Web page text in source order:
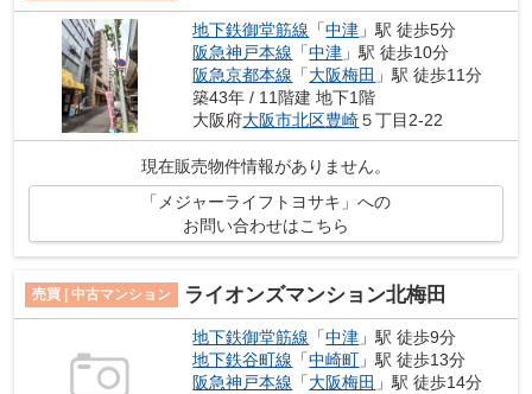
地下鉄御堂筋線 「中津 」駅 徒歩5分
阪急神戸本線 「中津 」駅 徒歩10分
阪急京都本線 「大阪梅田 」駅 徒歩11分
築43年 / 11階建 地下1階
大阪府大阪市北区豊崎５丁目2-22
現在販売物件情報がありません。
「メジャーライフトヨサキ」への
お問い合わせはこちら
売買 | 中古マンション ライオンズマンション北梅田
地下鉄御堂筋線 「中津 」駅 徒歩9分
地下鉄谷町線 「中崎町 」駅 徒歩13分
阪急神戸本線 「大阪梅田 」駅 徒歩14分